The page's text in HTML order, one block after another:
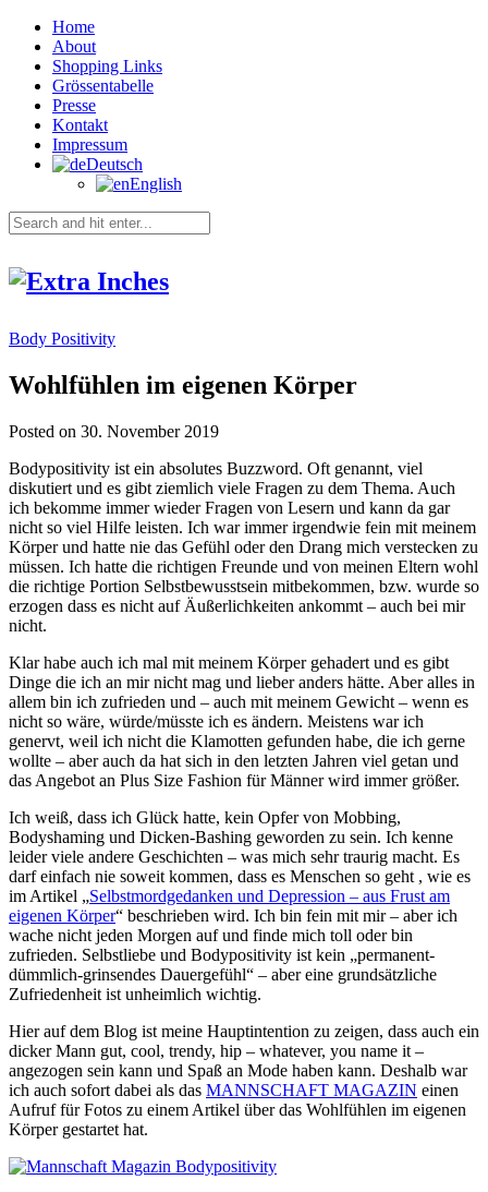
Home
About
Shopping Links
Grössentabelle
Presse
Kontakt
Impressum
Deutsch
English
Body Positivity
Wohlfühlen im eigenen Körper
Posted on 30. November 2019
Bodypositivity ist ein absolutes Buzzword. Oft genannt, viel
diskutiert und es gibt ziemlich viele Fragen zu dem Thema. Auch
ich bekomme immer wieder Fragen von Lesern und kann da gar
nicht so viel Hilfe leisten. Ich war immer irgendwie fein mit meinem
Körper und hatte nie das Gefühl oder den Drang mich verstecken zu
müssen. Ich hatte die richtigen Freunde und von meinen Eltern wohl
die richtige Portion Selbstbewusstsein mitbekommen, bzw. wurde so
erzogen dass es nicht auf Äußerlichkeiten ankommt – auch bei mir
nicht.
Klar habe auch ich mal mit meinem Körper gehadert und es gibt
Dinge die ich an mir nicht mag und lieber anders hätte. Aber alles in
allem bin ich zufrieden und – auch mit meinem Gewicht – wenn es
nicht so wäre, würde/müsste ich es ändern. Meistens war ich
genervt, weil ich nicht die Klamotten gefunden habe, die ich gerne
wollte – aber auch da hat sich in den letzten Jahren viel getan und
das Angebot an Plus Size Fashion für Männer wird immer größer.
Ich weiß, dass ich Glück hatte, kein Opfer von Mobbing,
Bodyshaming und Dicken-Bashing geworden zu sein. Ich kenne
leider viele andere Geschichten – was mich sehr traurig macht. Es
darf einfach nie soweit kommen, dass es Menschen so geht , wie es
im Artikel „Selbstmordgedanken und Depression – aus Frust am
eigenen Körper“ beschrieben wird. Ich bin fein mit mir – aber ich
wache nicht jeden Morgen auf und finde mich toll oder bin
zufrieden. Selbstliebe und Bodypositivity ist kein „permanent-
dümmlich-grinsendes Dauergefühl“ – aber eine grundsätzliche
Zufriedenheit ist unheimlich wichtig.
Hier auf dem Blog ist meine Hauptintention zu zeigen, dass auch ein
dicker Mann gut, cool, trendy, hip – whatever, you name it –
angezogen sein kann und Spaß an Mode haben kann. Deshalb war
ich auch sofort dabei als das MANNSCHAFT MAGAZIN einen
Aufruf für Fotos zu einem Artikel über das Wohlfühlen im eigenen
Körper gestartet hat.